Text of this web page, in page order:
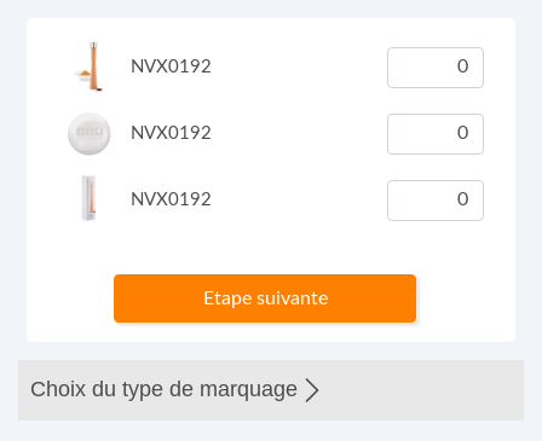
NVX0192
NVX0192
NVX0192
Etape suivante
Choix du type de marquage